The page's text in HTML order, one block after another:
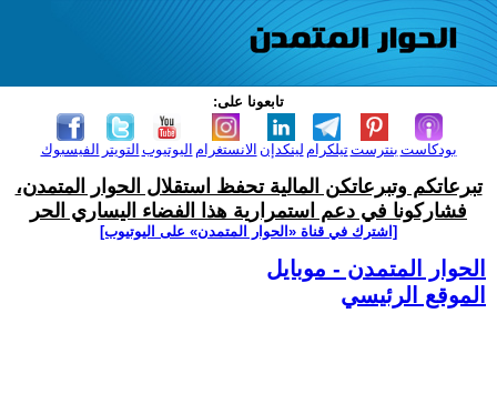
تابعونا على:
الفيسبوك التويتر اليوتيوب الانستغرام لينكدإن تيلكرامبنترست بودكاست
تبرعاتكم وتبرعاتكن المالية تحفظ استقلال الحوار المتمدن،
فشاركونا في دعم استمرارية هذا الفضاء اليساري الحر
[اشترك في قناة ‫«الحوار المتمدن» على اليوتيوب]
الحوار المتمدن - موبايل
الموقع الرئيسي